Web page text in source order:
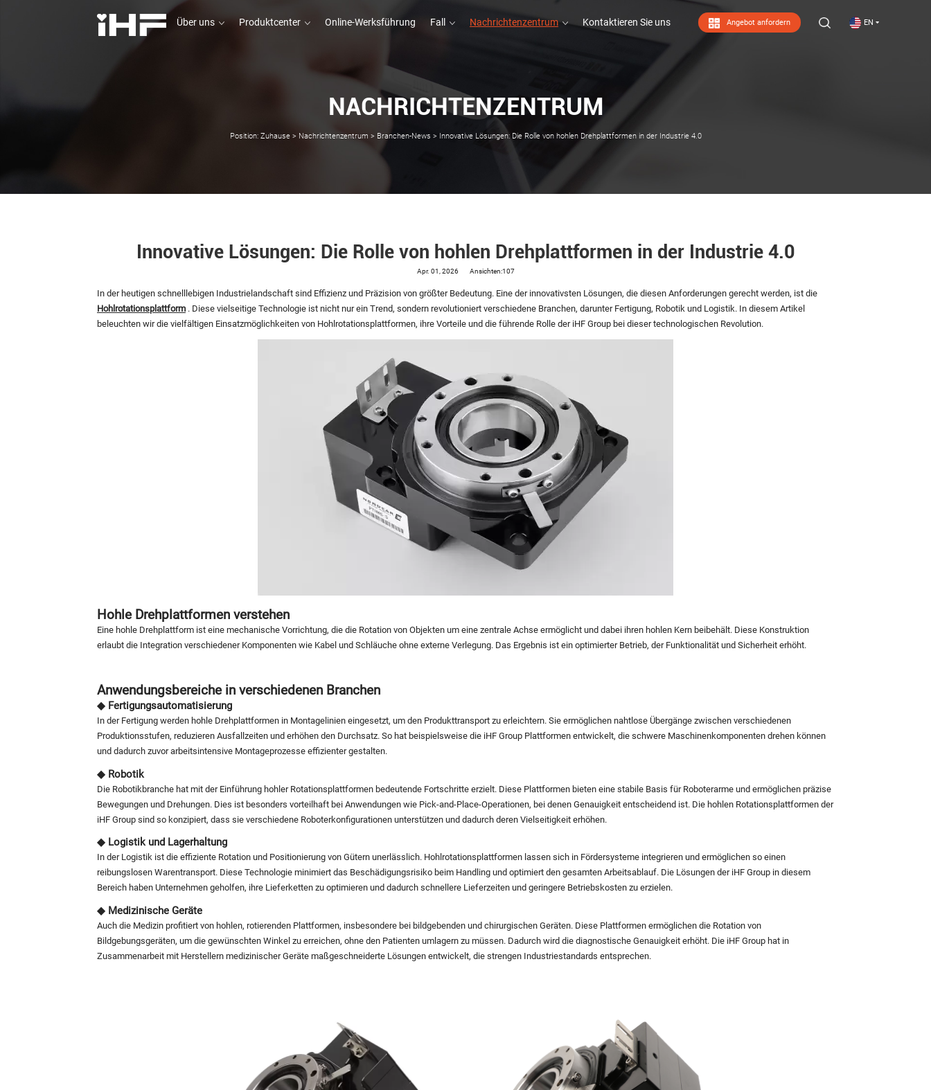
EN
Angebot anfordern
Über uns Produktcenter Online-Werksführung
Online-Werksführung
Fall
Fall
Nachrichtenzentrum Kontaktieren Sie uns
Kontaktieren Sie uns
NACHRICHTENZENTRUM
Position: Zuhause> Nachrichtenzentrum > Branchen-News >Innovative Lösungen: Die Rolle von hohlen Drehplattformen in der Industrie 4.0
Innovative Lösungen: Die Rolle von hohlen Drehplattformen in der Industrie 4.0
Apr. 01, 2026 Ansichten:107
In der heutigen schnelllebigen Industrielandschaft sind Effizienz und Präzision von größter Bedeutung. Eine der innovativsten Lösungen, die diesen Anforderungen gerecht werden, ist die
Hohlrotationsplattform . Diese vielseitige Technologie ist nicht nur ein Trend, sondern revolutioniert verschiedene Branchen, darunter Fertigung, Robotik und Logistik. In diesem Artikel
beleuchten wir die vielfältigen Einsatzmöglichkeiten von Hohlrotationsplattformen, ihre Vorteile und die führende Rolle der iHF Group bei dieser technologischen Revolution.
Hohle Drehplattformen verstehen
Eine hohle Drehplattform ist eine mechanische Vorrichtung, die die Rotation von Objekten um eine zentrale Achse ermöglicht und dabei ihren hohlen Kern beibehält. Diese Konstruktion
erlaubt die Integration verschiedener Komponenten wie Kabel und Schläuche ohne externe Verlegung. Das Ergebnis ist ein optimierter Betrieb, der Funktionalität und Sicherheit erhöht.
Anwendungsbereiche in verschiedenen Branchen
◆ Fertigungsautomatisierung
In der Fertigung werden hohle Drehplattformen in Montagelinien eingesetzt, um den Produkttransport zu erleichtern. Sie ermöglichen nahtlose Übergänge zwischen verschiedenen
Produktionsstufen, reduzieren Ausfallzeiten und erhöhen den Durchsatz. So hat beispielsweise die iHF Group Plattformen entwickelt, die schwere Maschinenkomponenten drehen können
und dadurch zuvor arbeitsintensive Montageprozesse effizienter gestalten.
◆ Robotik
Die Robotikbranche hat mit der Einführung hohler Rotationsplattformen bedeutende Fortschritte erzielt. Diese Plattformen bieten eine stabile Basis für Roboterarme und ermöglichen präzise
Bewegungen und Drehungen. Dies ist besonders vorteilhaft bei Anwendungen wie Pick-and-Place-Operationen, bei denen Genauigkeit entscheidend ist. Die hohlen Rotationsplattformen der
iHF Group sind so konzipiert, dass sie verschiedene Roboterkonfigurationen unterstützen und dadurch deren Vielseitigkeit erhöhen.
◆ Logistik und Lagerhaltung
In der Logistik ist die effiziente Rotation und Positionierung von Gütern unerlässlich. Hohlrotationsplattformen lassen sich in Fördersysteme integrieren und ermöglichen so einen
reibungslosen Warentransport. Diese Technologie minimiert das Beschädigungsrisiko beim Handling und optimiert den gesamten Arbeitsablauf. Die Lösungen der iHF Group in diesem
Bereich haben Unternehmen geholfen, ihre Lieferketten zu optimieren und dadurch schnellere Lieferzeiten und geringere Betriebskosten zu erzielen.
◆ Medizinische Geräte
Auch die Medizin profitiert von hohlen, rotierenden Plattformen, insbesondere bei bildgebenden und chirurgischen Geräten. Diese Plattformen ermöglichen die Rotation von
Bildgebungsgeräten, um die gewünschten Winkel zu erreichen, ohne den Patienten umlagern zu müssen. Dadurch wird die diagnostische Genauigkeit erhöht. Die iHF Group hat in
Zusammenarbeit mit Herstellern medizinischer Geräte maßgeschneiderte Lösungen entwickelt, die strengen Industriestandards entsprechen.